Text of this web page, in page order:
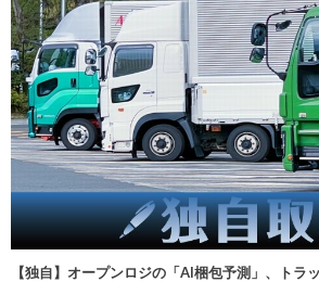
【独自】オープンロジの「AI梱包予測」、トラ